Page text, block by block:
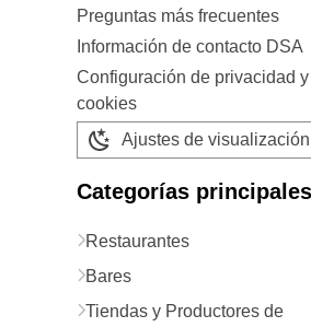
Preguntas más frecuentes
Información de contacto DSA
Configuración de privacidad y
cookies
Ajustes de visualización
Categorías principales
Restaurantes
Bares
Tiendas y Productores de